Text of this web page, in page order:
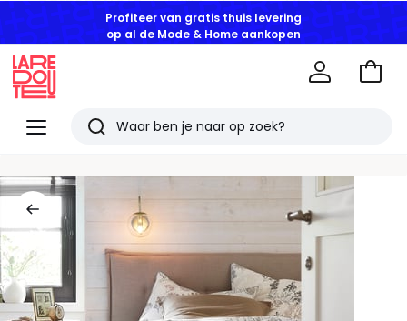
Profiteer van gratis thuis levering
op al de Mode & Home aankopen
Menu
Redoute
Zoeken
bekeken
artikelen
Naar